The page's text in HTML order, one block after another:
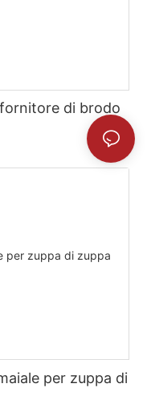
di brodo
per zuppa di